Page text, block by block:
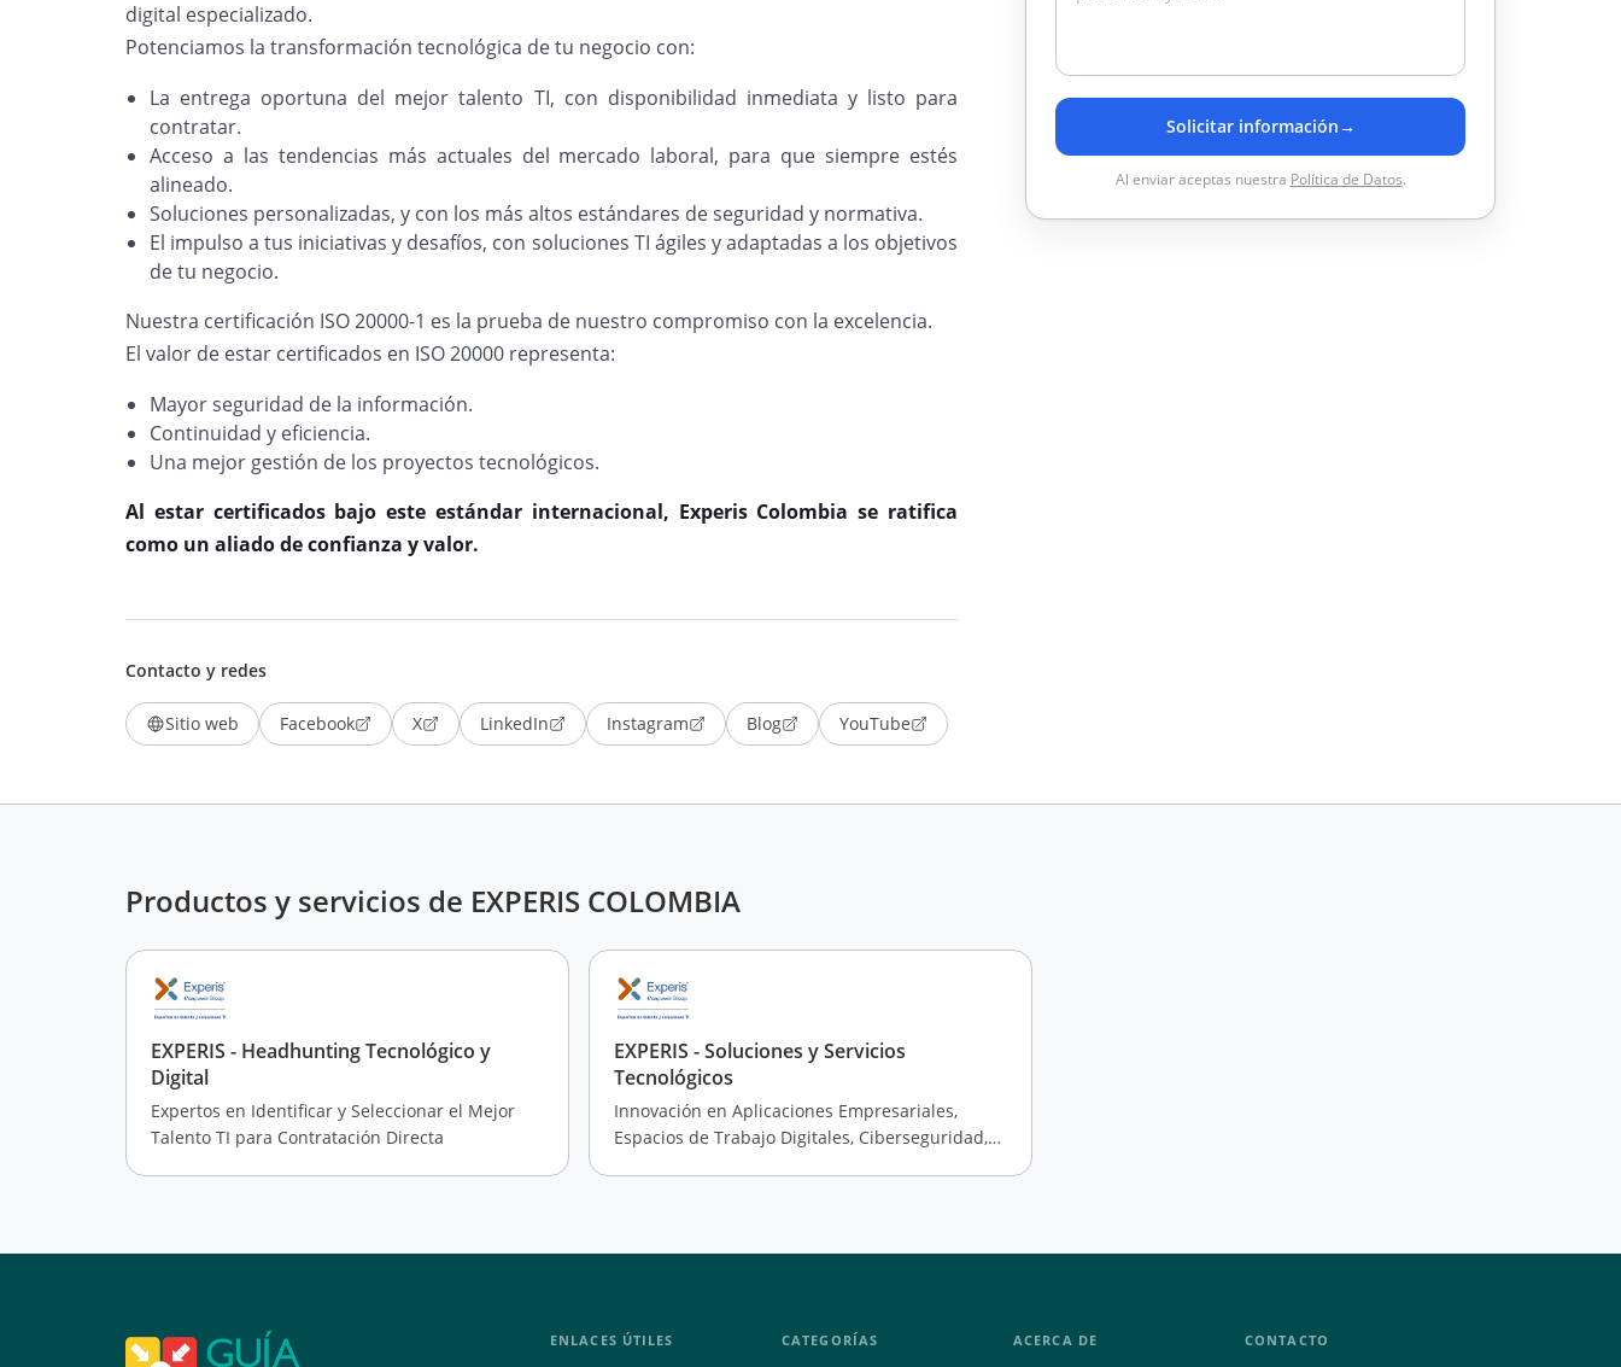
digital especializado.
Potenciamos la transformación tecnológica de tu negocio con:
La entrega oportuna del mejor talento TI, con disponibilidad inmediata y listo para
contratar.
Acceso a las tendencias más actuales del mercado laboral, para que siempre estés
alineado.
Soluciones personalizadas, y con los más altos estándares de seguridad y normativa.
El impulso a tus iniciativas y desafíos, con soluciones TI ágiles y adaptadas a los objetivos
de tu negocio.
Nuestra certificación ISO 20000-1 es la prueba de nuestro compromiso con la excelencia.
El valor de estar certificados en ISO 20000 representa:
Mayor seguridad de la información.
Continuidad y eficiencia.
Una mejor gestión de los proyectos tecnológicos.
Al estar certificados bajo este estándar internacional, Experis Colombia se ratifica
como un aliado de confianza y valor.
Contacto y redes
Sitio web Facebook X LinkedIn Instagram Blog YouTube
Solicitar información→
Al enviar aceptas nuestra Política de Datos.
Productos y servicios de EXPERIS COLOMBIA
EXPERIS - Headhunting Tecnológico y
Digital
Expertos en Identificar y Seleccionar el Mejor
Talento TI para Contratación Directa
EXPERIS - Soluciones y Servicios
Tecnológicos
Innovación en Aplicaciones Empresariales,
Espacios de Trabajo Digitales, Ciberseguridad,
ENLACES ÚTILES CATEGORÍAS ACERCA DE CONTACTO